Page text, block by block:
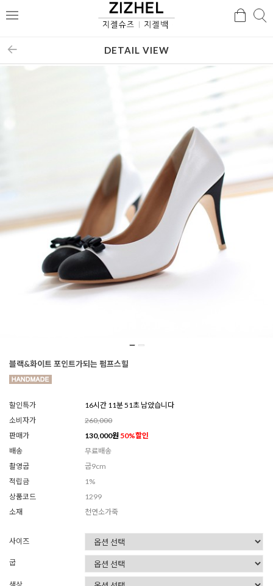
메
검
DETAIL VIEW
블랙&화이트 포인트가되는 펌프스힐
할인특가
16시간 11분 48초 남았습니다
소비자가
260,000
판매가
130,000원 50%할인
배송
무료배송
촬영굽
굽9cm
적립금
1%
상품코드
1299
소재
천연소가죽
사이즈
굽